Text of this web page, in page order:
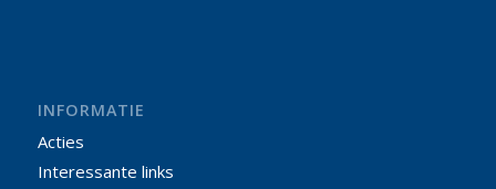
INFORMATIE
Acties
Interessante links